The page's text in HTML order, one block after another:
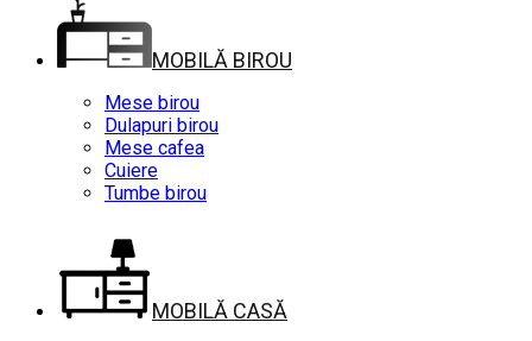
MOBILĂ BIROU
Mese birou
Dulapuri birou
Mese cafea
Cuiere
Tumbe birou
MOBILĂ CASĂ